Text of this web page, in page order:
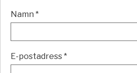
Namn *
E-postadress *